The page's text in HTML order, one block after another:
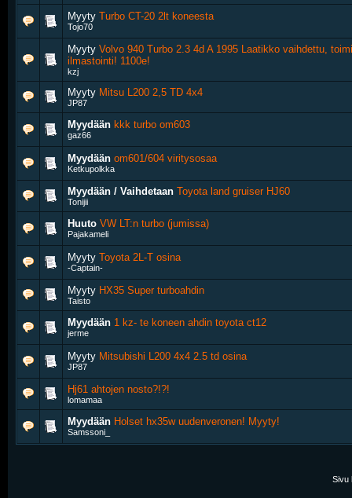
Myyty Turbo CT-20 2lt koneesta
Tojo70
Myyty Volvo 940 Turbo 2.3 4d A 1995 Laatikko vaihdettu,
ilmastointi! 1100e!
kzj
Myyty Mitsu L200 2,5 TD 4x4
JP87
Myydään kkk turbo om603
gaz66
Myydään om601/604 viritysosaa
Ketkupolkka
Myydään / Vaihdetaan Toyota land gruiser HJ60
Tonijii
Huuto VW LT:n turbo (jumissa)
Pajakameli
Myyty Toyota 2L-T osina
-Captain-
Myyty HX35 Super turboahdin
Taisto
Myydään 1 kz- te koneen ahdin toyota ct12
jerme
Myyty Mitsubishi L200 4x4 2.5 td osina
JP87
Hj61 ahtojen nosto?!?!
lomamaa
Myydään Holset hx35w uudenveronen! Myyty!
Samssoni_
Sivu